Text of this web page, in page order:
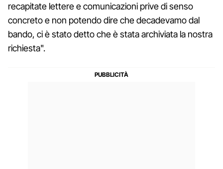
recapitate lettere e comunicazioni prive di senso
concreto e non potendo dire che decadevamo dal
bando, ci è stato detto che è stata archiviata la nostra
richiesta".